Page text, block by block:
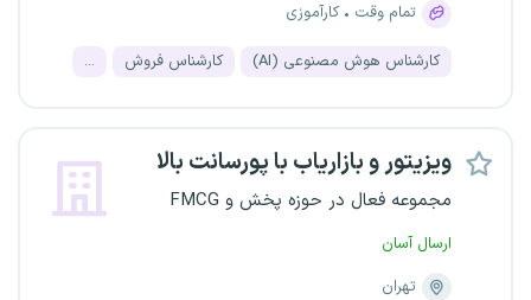
تمام وقت
کارآموزی
کارشناس هوش مصنوعی (AI) کارشناس فروش ...
ویزیتور و بازاریاب با پورسانت بالا
مجموعه فعال در حوزه پخش و FMCG
ارسال آسان
تهران